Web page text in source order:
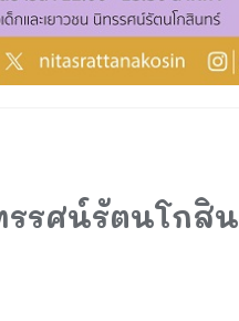
รรศน์รัตนโกสิ